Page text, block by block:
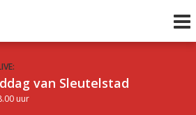
van Sleutelstad
uur